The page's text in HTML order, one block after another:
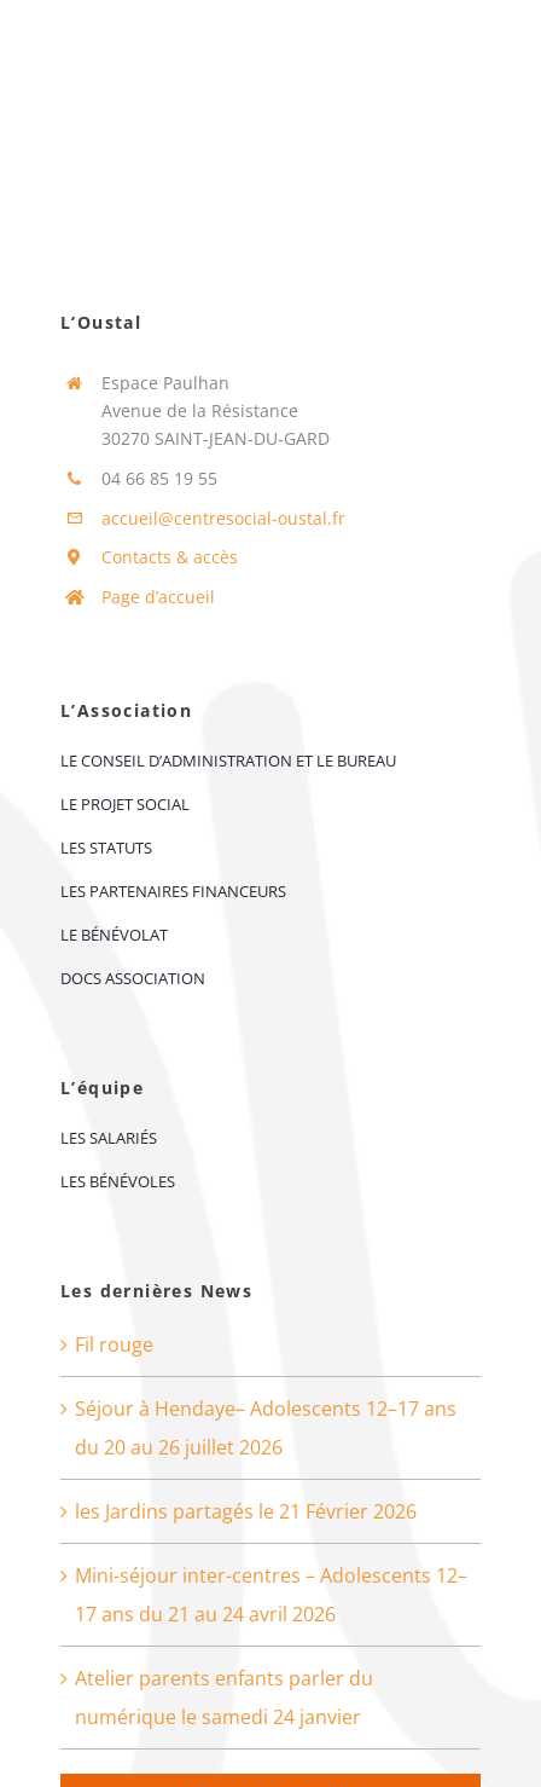
L’Oustal
Espace Paulhan
Avenue de la Résistance
30270 SAINT-JEAN-DU-GARD
04 66 85 19 55
accueil@centresocial-oustal.fr
Contacts & accès
Page d’accueil
L’Association
LE CONSEIL D’ADMINISTRATION ET LE BUREAU
LE PROJET SOCIAL
LES STATUTS
LES PARTENAIRES FINANCEURS
LE BÉNÉVOLAT
DOCS ASSOCIATION
L’équipe
LES SALARIÉS
LES BÉNÉVOLES
Les dernières News
Fil rouge
Séjour à Hendaye– Adolescents 12–17 ans
du 20 au 26 juillet 2026
les Jardins partagés le 21 Février 2026
Mini-séjour inter-centres – Adolescents 12–
17 ans du 21 au 24 avril 2026
Atelier parents enfants parler du
numérique le samedi 24 janvier